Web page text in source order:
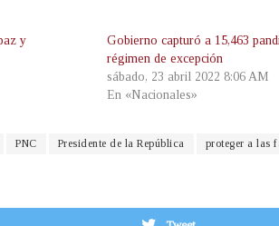
y
Gobierno capturó a 15,463
régimen de excepción
sábado, 23 abril 2022 8:06 AM
En «Nacionales»
PNC Presidente de la República proteger a las